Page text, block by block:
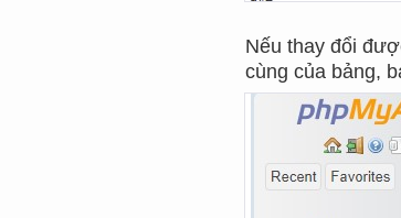
Nếu thay đổi
cùng của bảng,